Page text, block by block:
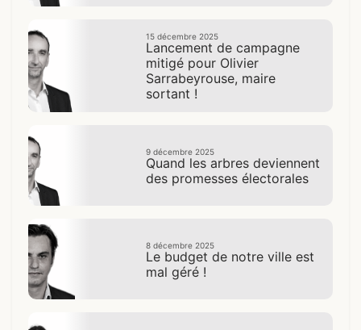
15 décembre 2025
Lancement de campagne
mitigé pour Olivier
Sarrabeyrouse, maire
sortant !
9 décembre 2025
Quand les arbres deviennent
des promesses électorales
8 décembre 2025
Le budget de notre ville est
mal géré !